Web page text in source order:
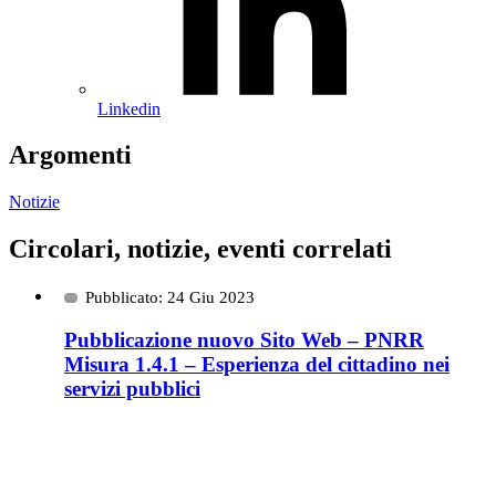
Linkedin
Argomenti
Notizie
Circolari, notizie, eventi correlati
Pubblicato: 24 Giu 2023
Pubblicazione nuovo Sito Web – PNRR
Misura 1.4.1 – Esperienza del cittadino nei
servizi pubblici